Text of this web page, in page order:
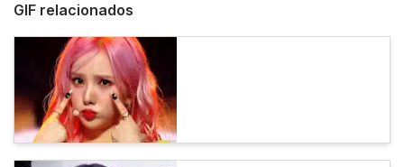
GIF relacionados